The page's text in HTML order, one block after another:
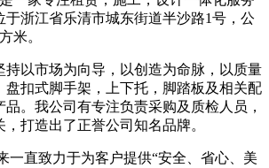
于浙江省乐清市城东街道半沙路1号，公
米。
持以市场为向导，以创造为命脉，以质量
盘扣式脚手架，上下托，脚踏板及相关配
。我公司有专注负责采购及质检人员，
打造出了正誉公司知名品牌。
一直致力于为客户提供“安全、省心、美